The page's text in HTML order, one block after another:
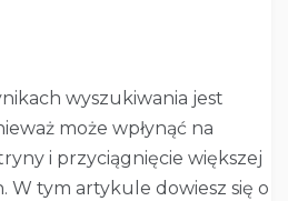
wyszukiwania jest
może wpłynąć na
i przyciągnięcie większej
W tym artykule dowiesz się o